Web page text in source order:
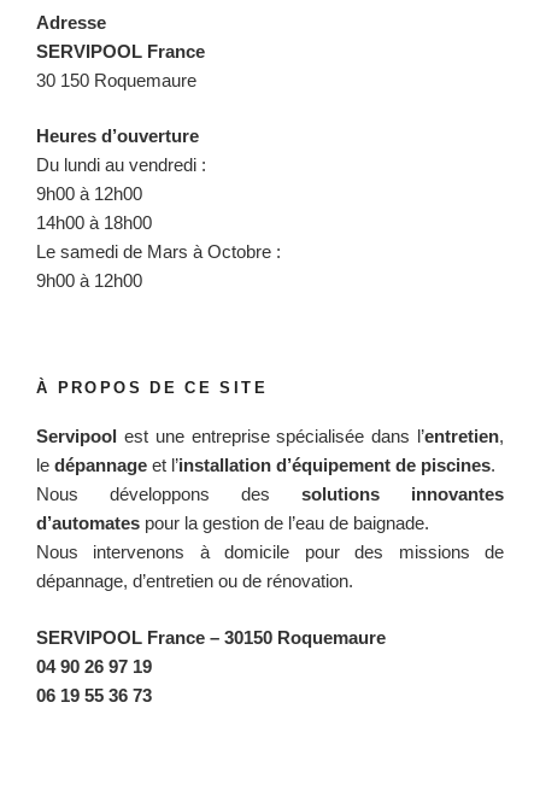
Adresse
SERVIPOOL France
30 150 Roquemaure
Heures d’ouverture
Du lundi au vendredi :
9h00 à 12h00
14h00 à 18h00
Le samedi de Mars à Octobre :
9h00 à 12h00
À PROPOS DE CE SITE
Servipool est une entreprise spécialisée dans l’entretien,
le dépannage et l’installation d’équipement de piscines.
Nous développons des solutions innovantes
d’automates pour la gestion de l’eau de baignade.
Nous intervenons à domicile pour des missions de
dépannage, d’entretien ou de rénovation.
SERVIPOOL France – 30150 Roquemaure
04 90 26 97 19
06 19 55 36 73